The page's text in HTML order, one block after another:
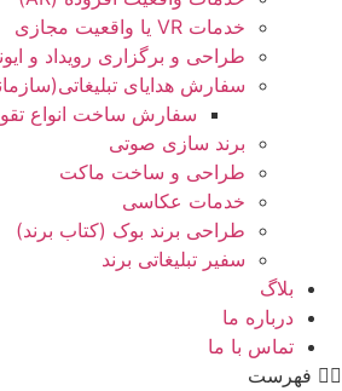
خدمات VR یا واقعیت مجازی
طراحی و برگزاری رویداد و
سفارش هدایای
سفارش ساخت انواع
برند سازی صوتی
طراحی و ساخت ماکت
خدمات عکاسی
طراحی برند بوک (کتاب برند)
سفیر تبلیغاتی برند
بلاگ
درباره ما
تماس با ما
فهرست